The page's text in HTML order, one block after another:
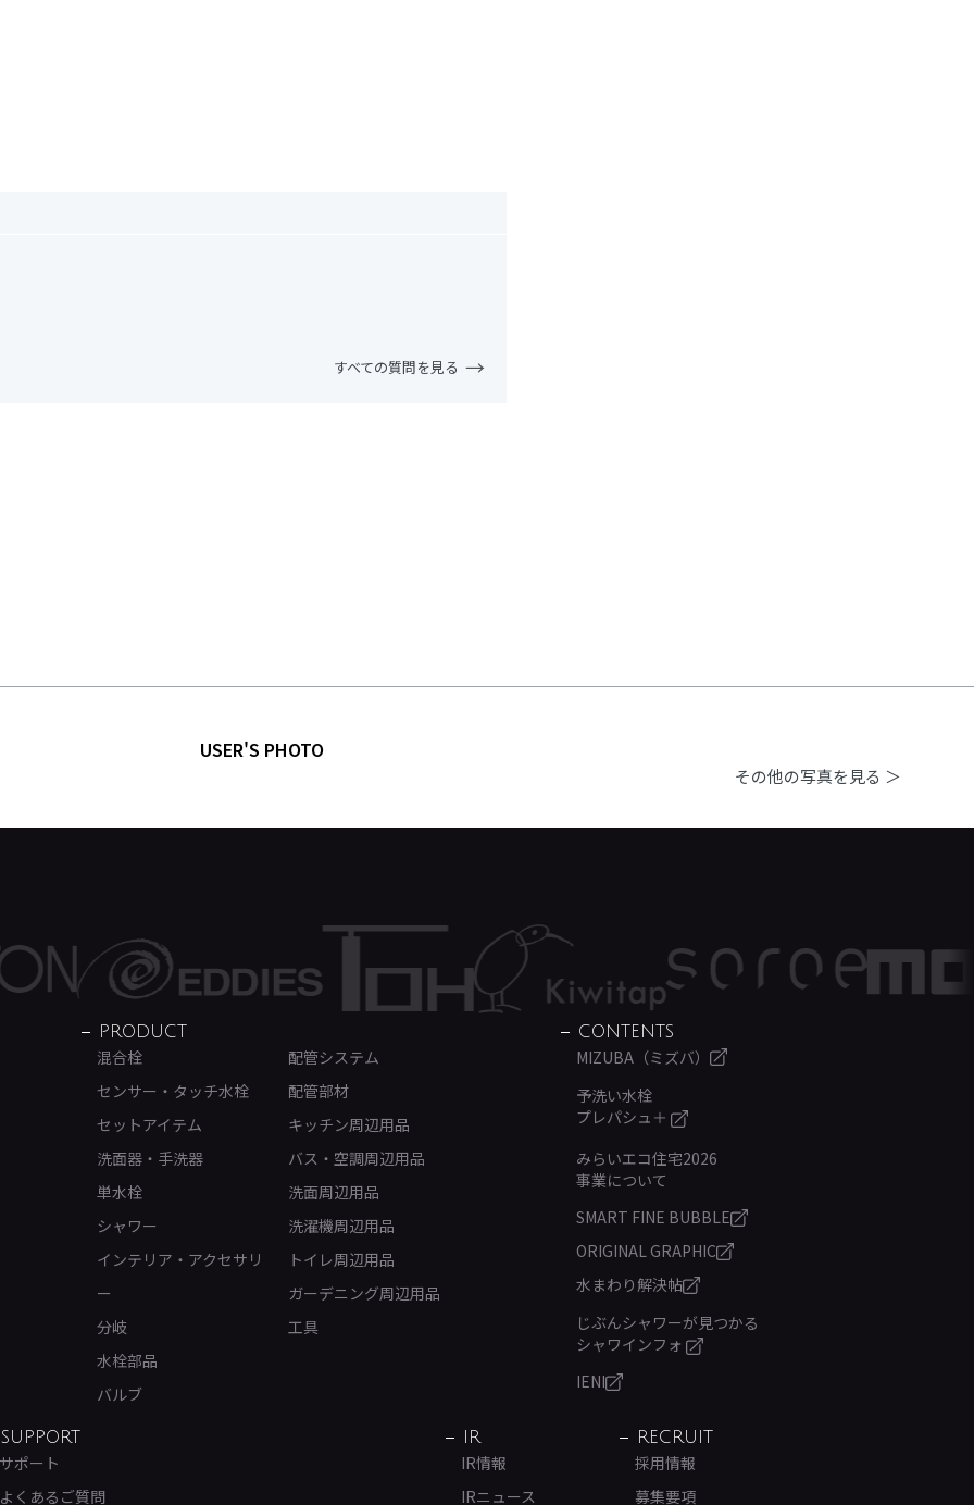
すべての質問を見る
USER'S PHOTO
その他の写真を見る ＞
PRODUCT
混合栓
センサー・タッチ水栓
セットアイテム
洗面器・手洗器
単水栓
シャワー
インテリア・アクセサリ
ー
分岐
水栓部品
バルブ
配管システム
配管部材
キッチン周辺用品
バス・空調周辺用品
洗面周辺用品
洗濯機周辺用品
トイレ周辺用品
ガーデニング周辺用品
工具
CONTENTS
MIZUBA（ミズバ）
予洗い水栓
プレパシュ＋
みらいエコ住宅2026
事業について
SMART FINE BUBBLE
ORIGINAL GRAPHIC
水まわり解決帖
じぶんシャワーが見つかる
シャワインフォ
IENI
SUPPORT
サポート
よくあるご質問
IR
IR情報
IRニュース
RECRUIT
採用情報
募集要項